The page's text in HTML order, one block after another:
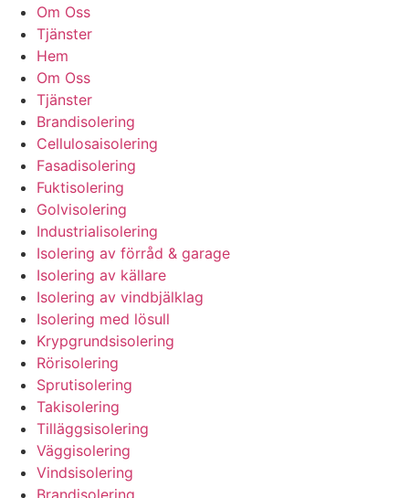
Om Oss
Tjänster
Hem
Om Oss
Tjänster
Brandisolering
Cellulosaisolering
Fasadisolering
Fuktisolering
Golvisolering
Industrialisolering
Isolering av förråd & garage
Isolering av källare
Isolering av vindbjälklag
Isolering med lösull
Krypgrundsisolering
Rörisolering
Sprutisolering
Takisolering
Tilläggsisolering
Väggisolering
Vindsisolering
Brandisolering